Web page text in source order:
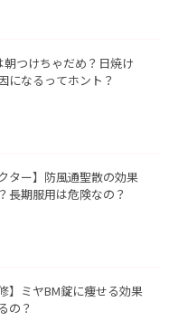
朝つけちゃだめ？日焼け
になるってホント？
ター】防風通聖散の効果
長期服用は危険なの？
】ミヤBM錠に痩せる効果
の？